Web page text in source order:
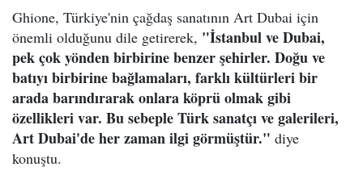
Ghione, Türkiye'nin çağdaş sanatının Art Dubai için
önemli olduğunu dile getirerek, "İstanbul ve Dubai,
pek çok yönden birbirine benzer şehirler. Doğu ve
batıyı birbirine bağlamaları, farklı kültürleri bir
arada barındırarak onlara köprü olmak gibi
özellikleri var. Bu sebeple Türk sanatçı ve galerileri,
Art Dubai'de her zaman ilgi görmüştür." diye
konuştu.